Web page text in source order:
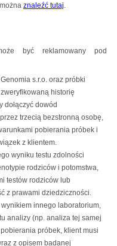
znaleźć tutaj
być reklamowany pod
s.r.o. oraz próbki
historię
dołączyć dowód
trzecią bezstronną osobę,
pobierania próbek i
z klientem.
wyniku testu zdolności
rodziców i potomstwa,
testów rodziców lub
z prawami dziedziczności.
innego laboratorium,
analizy (np. analiza tej samej
próbek, klient musi
z opisem badanej